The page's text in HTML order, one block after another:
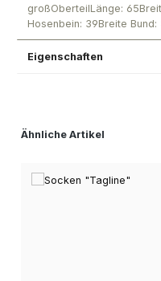
großOberteilLänge:
Hosenbein: 39Breite Bund:
Eigenschaften
Produktgalerie überspringen
Ähnliche Artikel